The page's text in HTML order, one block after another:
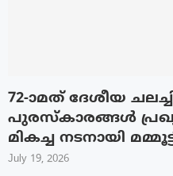
72-ാമത് ദേശീയ
പുരസ്‌കാരങ്ങള്‍
മികച്ച നടനായി
July 19, 2026